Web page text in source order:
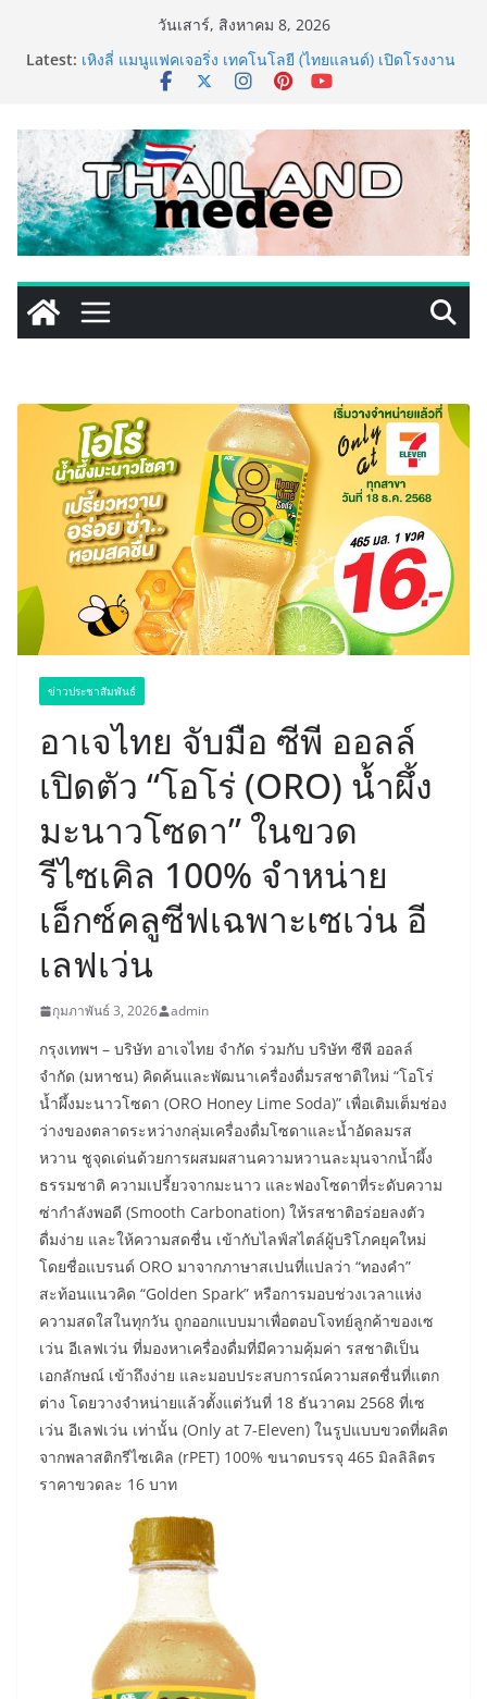
วันเสาร์, สิงหาคม 8, 2026
Latest: เหิงลี่ แมนูแฟคเจอริ่ง เทคโนโลยี (ไทยแลนด์) เปิดโรงงาน
แห่งใหม่ในชลบุรี เดินหน้าขยายฐานการผลิตสู่เอเชียตะวัน
TECNO ประกาศทรานส์ฟอร์มจากเกมมิ่งโฟน สู่ไลฟ์สไตล์
แฟชั่นไอเท็ม เสิร์ฟใหญ่ปักหมุดแลนมาร์คใหม่กลางสถานี
MRT วาง POVA 8 Series จุดเริ่มต้นครั้งสำคัญ
PIPPER STANDARD® เปิดตัวแชมพูอาบน้ำ และ โฟมอาบ
แห้งสัตว์เลี้ยง ชูนวัตกรรมพลังธรรมชาติ “Zero-Residue”
เลียขนได้ ปลอดภัย ไร้สารตกค้าง
เริ่มแล้ว! อ.ต.ก.แฟร์ 4 ภาค @ภาคกลาง “มนต์เสน่ห์เกษตร
ไทย สู่ใจกลางมหานคร” ชวนชิม ช้อป สินค้าเกษตร
คุณภาพจากทั่วไทย วันนี้ – 8 สิงหาคมนี้ ณ ลานคนเมือง
ททท. ประกาศความสำเร็จ Village to the World Season
5 ผนึก 9 พันธมิตร ขับเคลื่อน ESG Tourism สืบสานพระ
ข่าวประชาสัมพันธ์
อาเจไทย จับมือ ซีพี ออลล์
เปิดตัว “โอโร่ (ORO) น้ำผึ้ง
มะนาวโซดา” ในขวด
รีไซเคิล 100% จำหน่าย
เอ็กซ์คลูซีฟเฉพาะเซเว่น อี
เลฟเว่น
กุมภาพันธ์ 3, 2026 admin
​กรุงเทพฯ – บริษัท อาเจไทย จำกัด ร่วมกับ บริษัท ซีพี ออลล์
จำกัด (มหาชน) คิดค้นและพัฒนาเครื่องดื่มรสชาติใหม่ “โอโร่
น้ำผึ้งมะนาวโซดา (ORO Honey Lime Soda)” เพื่อเติมเต็มช่อง
ว่างของตลาดระหว่างกลุ่มเครื่องดื่มโซดาและน้ำอัดลมรส
หวาน ชูจุดเด่นด้วยการผสมผสานความหวานละมุนจากน้ำผึ้ง
ธรรมชาติ ความเปรี้ยวจากมะนาว และฟองโซดาที่ระดับความ
ซ่ากำลังพอดี (Smooth Carbonation) ให้รสชาติอร่อยลงตัว
ดื่มง่าย และให้ความสดชื่น เข้ากับไลฟ์สไตล์ผู้บริโภคยุคใหม่
​โดยชื่อแบรนด์ ORO มาจากภาษาสเปนที่แปลว่า “ทองคำ”
สะท้อนแนวคิด “Golden Spark” หรือการมอบช่วงเวลาแห่ง
ความสดใสในทุกวัน ถูกออกแบบมาเพื่อตอบโจทย์ลูกค้าของเซ
เว่น อีเลฟเว่น ที่มองหาเครื่องดื่มที่มีความคุ้มค่า รสชาติเป็น
เอกลักษณ์ เข้าถึงง่าย และมอบประสบการณ์ความสดชื่นที่แตก
ต่าง โดยวางจำหน่ายแล้วตั้งแต่วันที่ 18 ธันวาคม 2568 ที่เซ
เว่น อีเลฟเว่น เท่านั้น (Only at 7-Eleven) ในรูปแบบขวดที่ผลิต
จากพลาสติกรีไซเคิล (rPET) 100% ขนาดบรรจุ 465 มิลลิลิตร
ราคาขวดละ 16 บาท